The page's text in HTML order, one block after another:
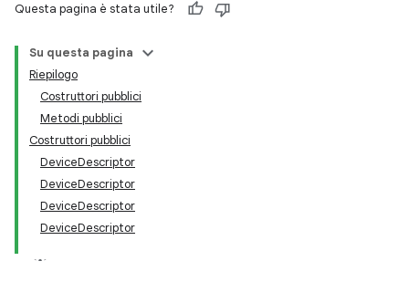
Questa pagina è stata utile?
Su questa pagina
Riepilogo
Costruttori pubblici
Metodi pubblici
Costruttori pubblici
DeviceDescriptor
DeviceDescriptor
DeviceDescriptor
DeviceDescriptor